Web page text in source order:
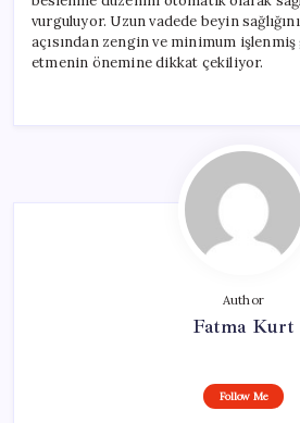
vurguluyor. Uzun vadede beyin
açısından zengin ve minimum işlenmiş
etmenin önemine dikkat çekiliyor.
Author
Fatma Kurt
Follow Me